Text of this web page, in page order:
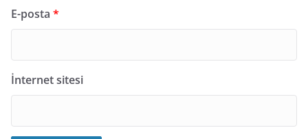
E-posta *
İnternet sitesi